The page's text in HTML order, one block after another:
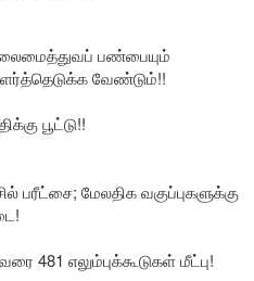
பண்பையும்
வேண்டும்!!
பூட்டு!!
பரீட்சை; மேலதிக வகுப்புகளுக்கு
481 எலும்புக்கூடுகள் மீட்பு!